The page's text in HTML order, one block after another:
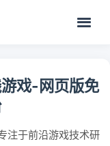
戏-网页版免
注于前沿游戏技术研